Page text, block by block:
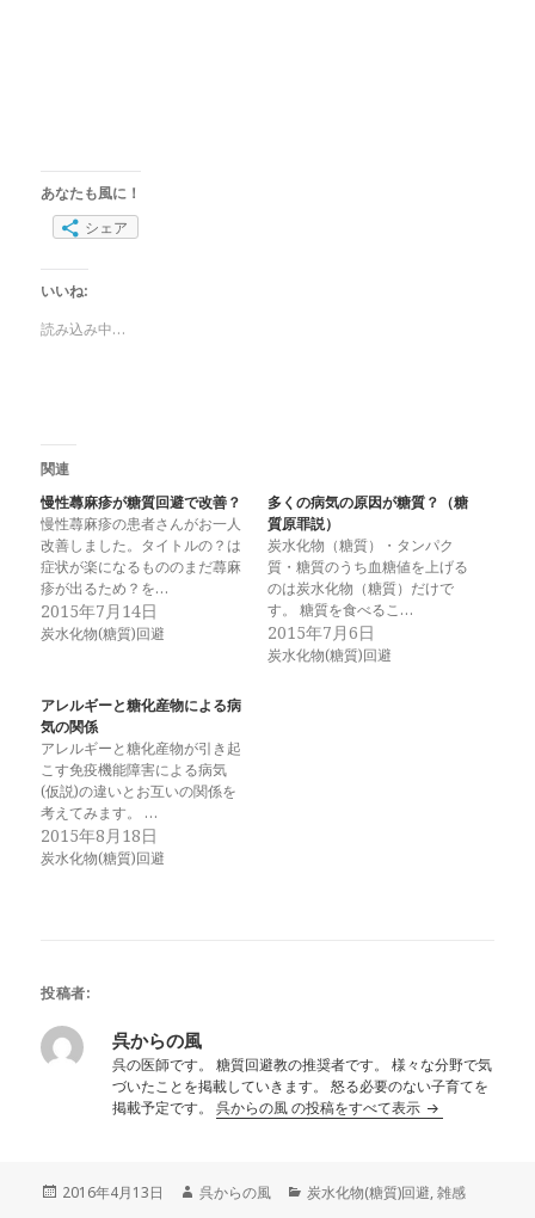
あなたも風に！
シェア
いいね:
読み込み中…
関連
慢性蕁麻疹が糖質回避で改善？
慢性蕁麻疹の患者さんがお一人
改善しました。タイトルの？は
症状が楽になるもののまだ蕁麻
疹が出るため？を…
2015年7月14日
炭水化物(糖質)回避
多くの病気の原因が糖質？（糖
質原罪説）
炭水化物（糖質）・タンパク
質・糖質のうち血糖値を上げる
のは炭水化物（糖質）だけで
す。 糖質を食べるこ…
2015年7月6日
炭水化物(糖質)回避
アレルギーと糖化産物による病
気の関係
アレルギーと糖化産物が引き起
こす免疫機能障害による病気
(仮説)の違いとお互いの関係を
考えてみます。 …
2015年8月18日
炭水化物(糖質)回避
投稿者:
呉からの風
呉の医師です。 糖質回避教の推奨者です。 様々な分野で気
づいたことを掲載していきます。 怒る必要のない子育てを
掲載予定です。呉からの風 の投稿をすべて表示
投
2016年4月13日
作
呉からの風
カ
炭水化物(糖質)回避,雑感